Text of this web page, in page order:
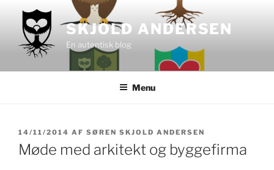
indhold
SKJOLD ANDERSEN
En autentisk blog
Menu
UDGIVET
DEN
14/11/2014 AF SØREN SKJOLD ANDERSEN
Møde med arkitekt og byggefirma